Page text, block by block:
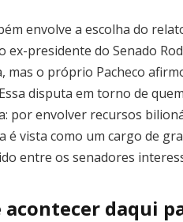
envolve a escolha do
ex-presidente do Senado
mas o próprio Pacheco
disputa em torno de
por envolver recursos
é vista como um cargo de
entre os senadores
acontecer daqui